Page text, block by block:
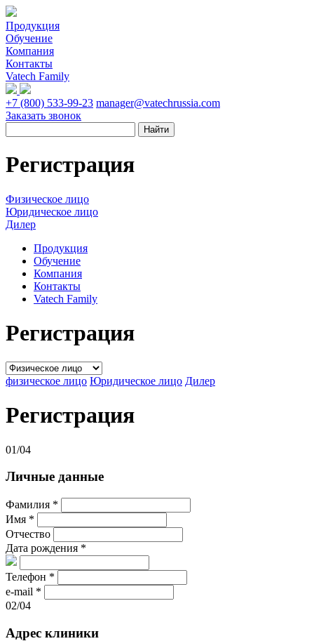
Продукция
Обучение
Компания
Контакты
Vatech Family
+7 (800) 533-99-23 manager@vatechrussia.com
Заказать звонок
Регистрация
Физическое лицо
Юридическое лицо
Дилер
Продукция
Обучение
Компания
Контакты
Vatech Family
Регистрация
физическое лицо Юридическое лицо Дилер
Регистрация
01/04
Личные данные
Фамилия *
Имя *
Отчество
Дата рождения *
Телефон *
e-mail *
02/04
Адрес клиники